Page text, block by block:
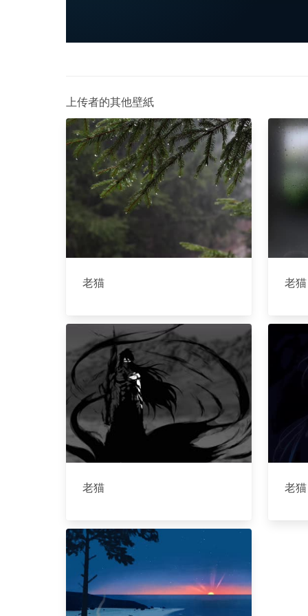
上传者的其他壁紙
老猫 老猫
老猫 老猫